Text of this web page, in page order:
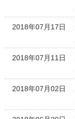
2018年07月17日
2018年07月11日
2018年07月02日